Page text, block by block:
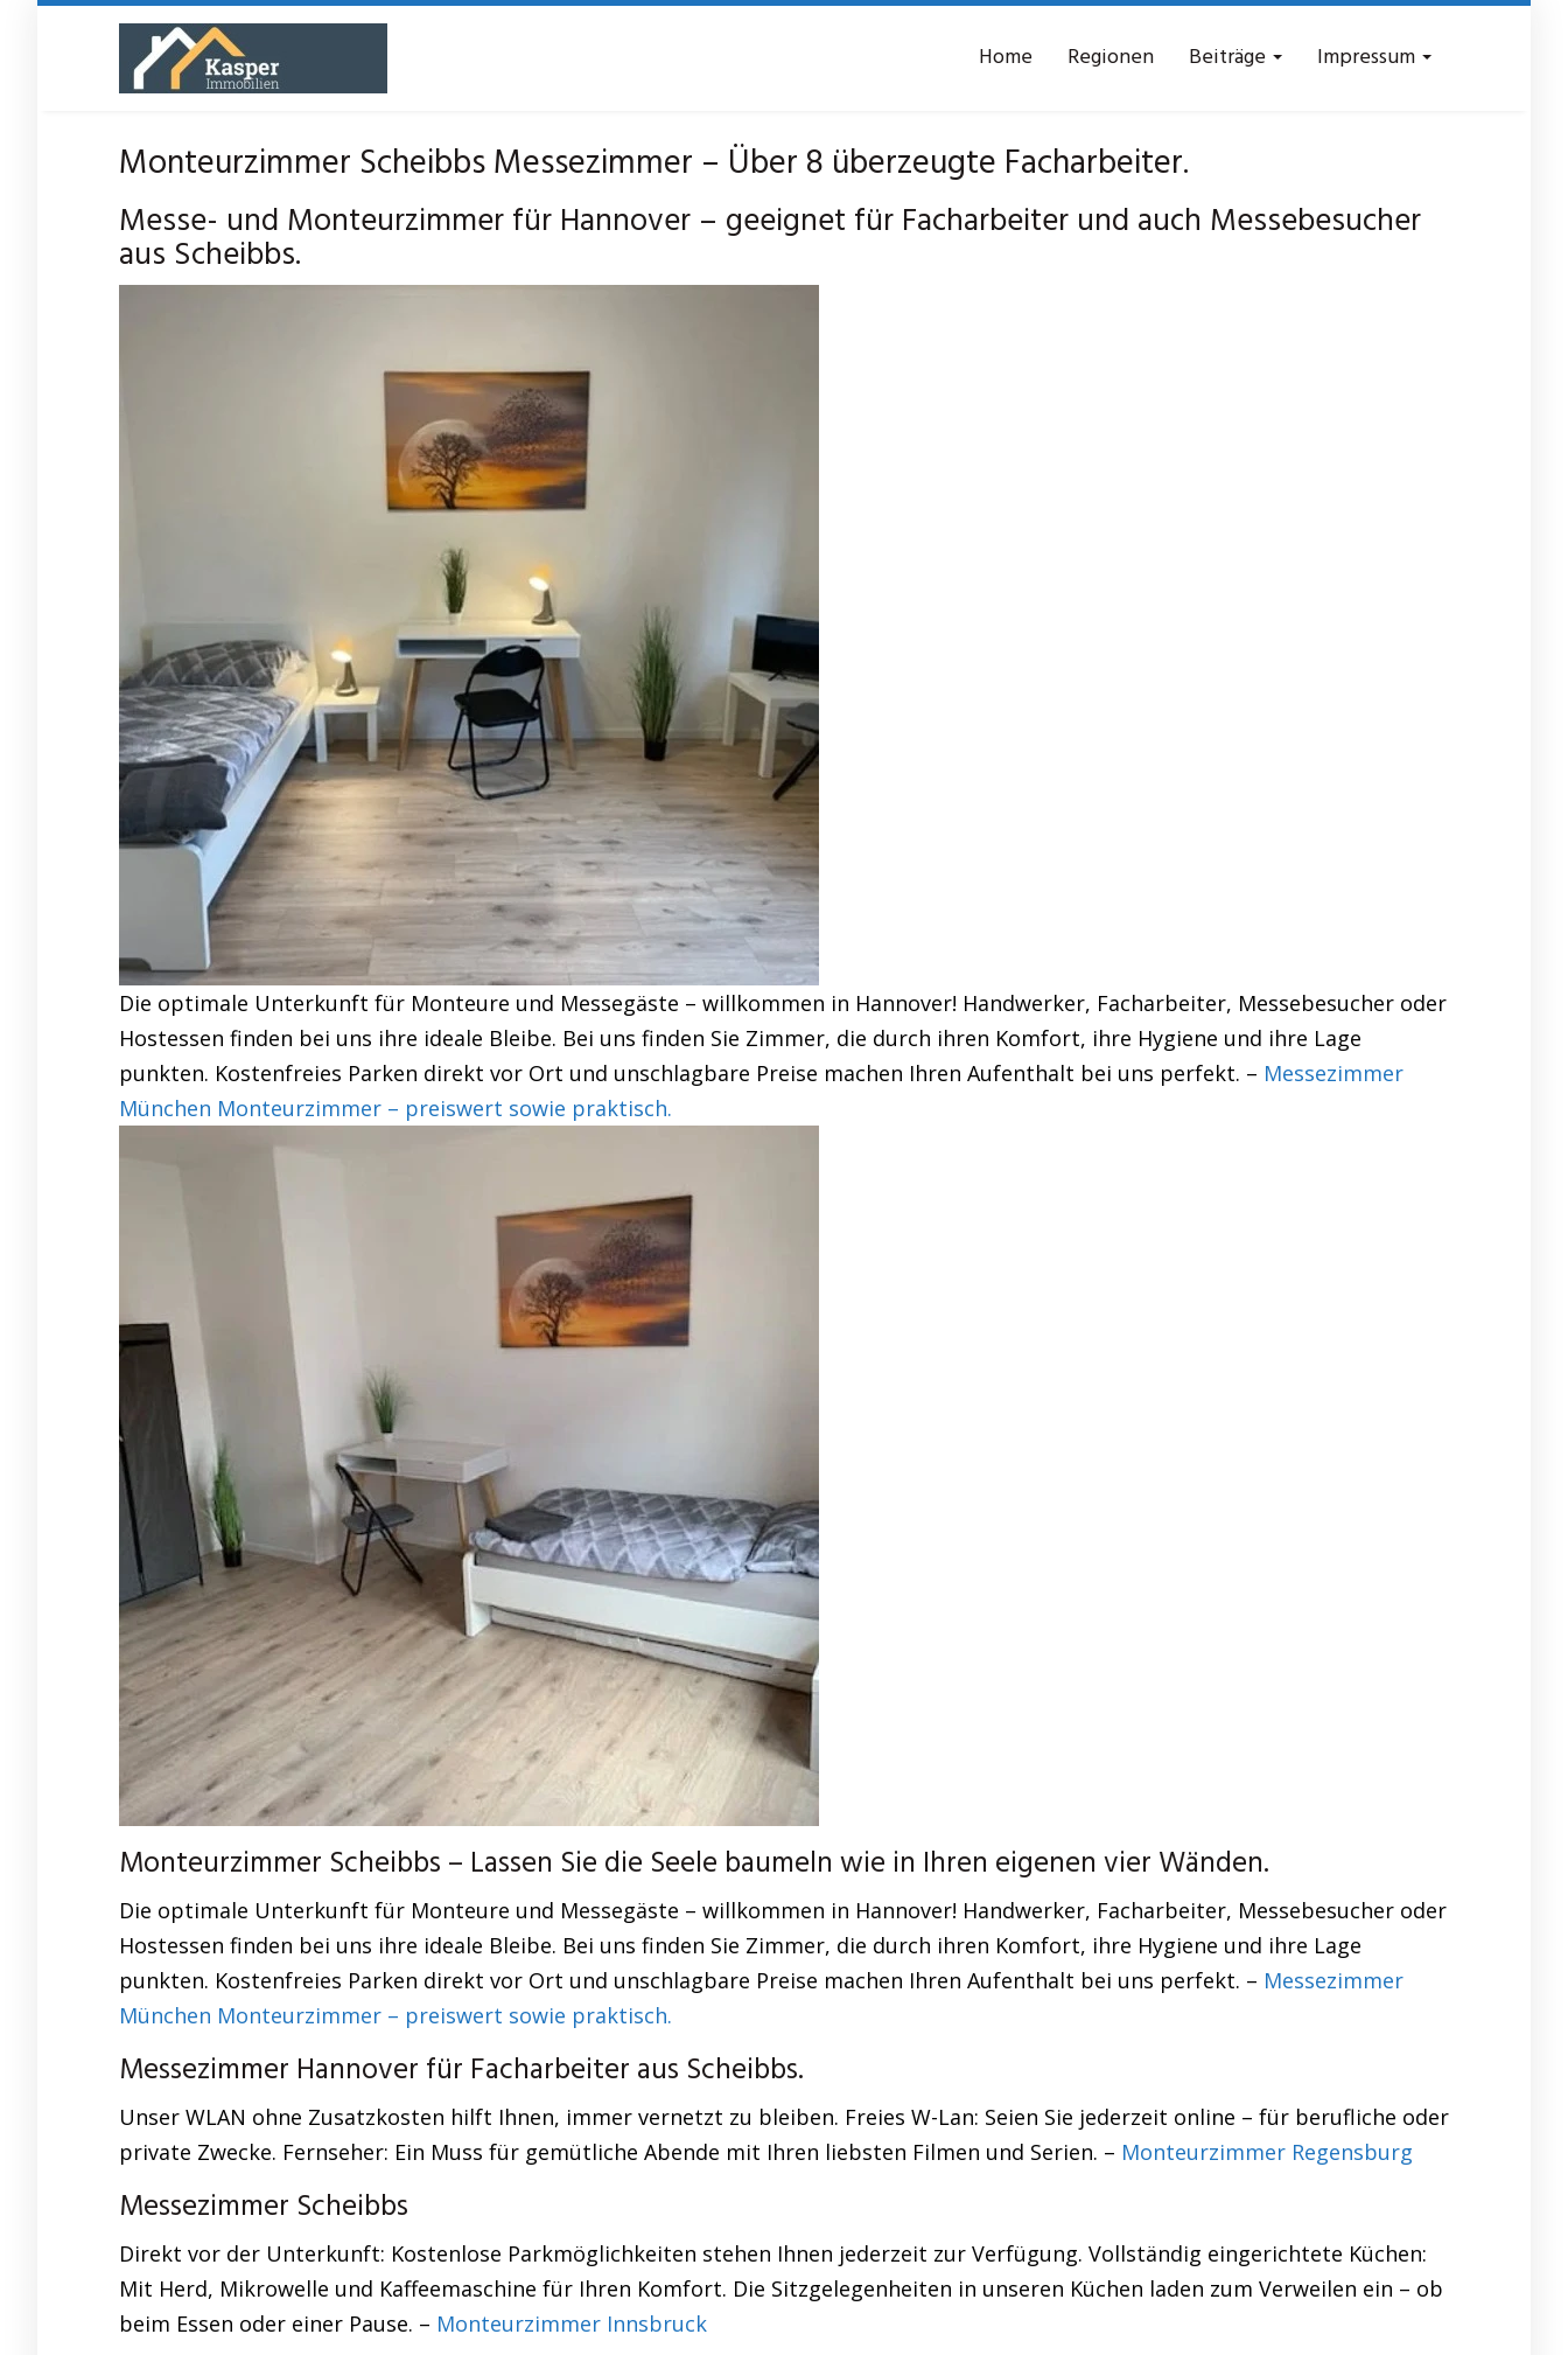
Home Regionen Beiträge Impressum
Monteurzimmer Scheibbs Messezimmer – Über 8 überzeugte Facharbeiter.
Messe- und Monteurzimmer für Hannover – geeignet für Facharbeiter und auch Messebesucher
aus Scheibbs.
Die optimale Unterkunft für Monteure und Messegäste – willkommen in Hannover! Handwerker, Facharbeiter, Messebesucher oder
Hostessen finden bei uns ihre ideale Bleibe. Bei uns finden Sie Zimmer, die durch ihren Komfort, ihre Hygiene und ihre Lage
punkten. Kostenfreies Parken direkt vor Ort und unschlagbare Preise machen Ihren Aufenthalt bei uns perfekt. – Messezimmer
München Monteurzimmer – preiswert sowie praktisch.
Monteurzimmer Scheibbs – Lassen Sie die Seele baumeln wie in Ihren eigenen vier Wänden.
Die optimale Unterkunft für Monteure und Messegäste – willkommen in Hannover! Handwerker, Facharbeiter, Messebesucher oder
Hostessen finden bei uns ihre ideale Bleibe. Bei uns finden Sie Zimmer, die durch ihren Komfort, ihre Hygiene und ihre Lage
punkten. Kostenfreies Parken direkt vor Ort und unschlagbare Preise machen Ihren Aufenthalt bei uns perfekt. – Messezimmer
München Monteurzimmer – preiswert sowie praktisch.
Messezimmer Hannover für Facharbeiter aus Scheibbs.
Unser WLAN ohne Zusatzkosten hilft Ihnen, immer vernetzt zu bleiben. Freies W-Lan: Seien Sie jederzeit online – für berufliche oder
private Zwecke. Fernseher: Ein Muss für gemütliche Abende mit Ihren liebsten Filmen und Serien. – Monteurzimmer Regensburg
Messezimmer Scheibbs
Direkt vor der Unterkunft: Kostenlose Parkmöglichkeiten stehen Ihnen jederzeit zur Verfügung. Vollständig eingerichtete Küchen:
Mit Herd, Mikrowelle und Kaffeemaschine für Ihren Komfort. Die Sitzgelegenheiten in unseren Küchen laden zum Verweilen ein – ob
beim Essen oder einer Pause. – Monteurzimmer Innsbruck